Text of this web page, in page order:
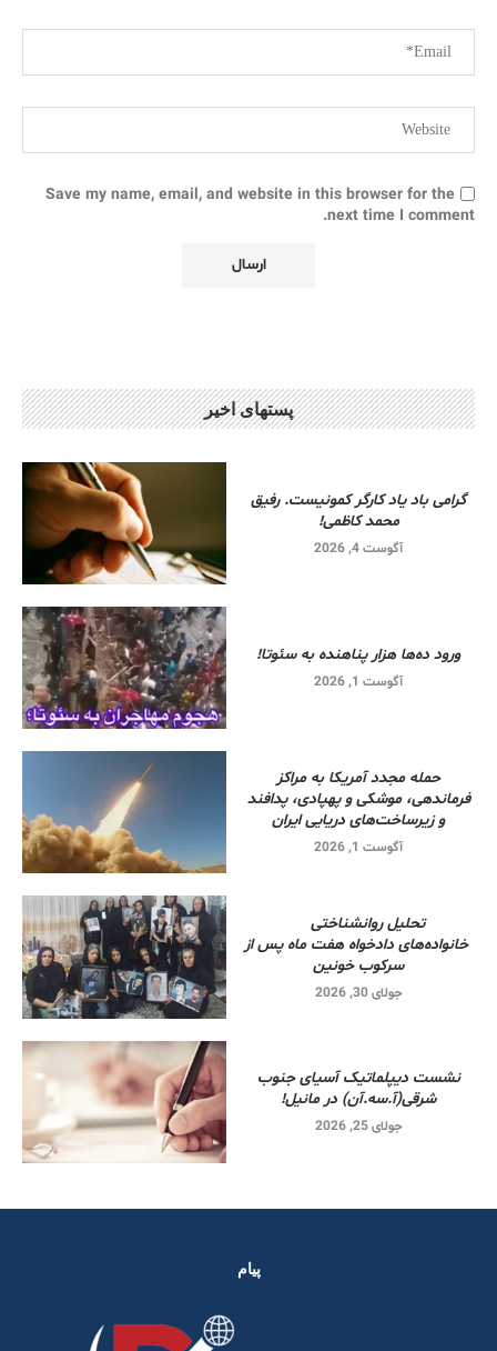
Save my name, email, and website in this browser for the
next time I comment.
پستهای اخیر
گرامی باد یاد کارگر کمونیست. رفیق
محمد کاظمی!
آگوست 4, 2026
ورود ده‌ها هزار پناهنده به سئوتا!
آگوست 1, 2026
حمله مجدد آمریکا به مراکز
فرماندهی، موشکی و پهپادی، پدافند
و زیرساخت‌های دریایی ایران
آگوست 1, 2026
تحلیل روانشناختی
خانواده‌های دادخواه هفت ماه پس از
سرکوب خونین
جولای 30, 2026
نشست دیپلماتیک آسیای جنوب
شرقی‌(آ.سه.آن) در مانیل!
جولای 25, 2026
پیام